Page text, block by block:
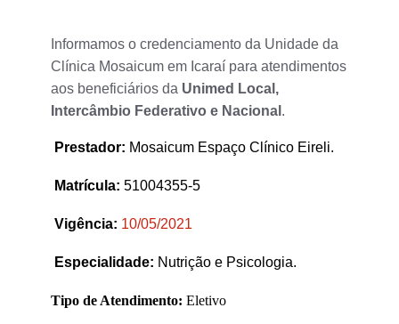
Informamos o credenciamento da Unidade da
Clínica Mosaicum em Icaraí para atendimentos
aos beneficiários da Unimed Local,
Intercâmbio Federativo e Nacional .
Prestador: Mosaicum Espaço Clínico Eireli.
Matrícula: 51004355-5
Vigência: 10/05/2021
Especialidade: Nutrição e Psicologia.
Tipo de Atendimento: Eletivo